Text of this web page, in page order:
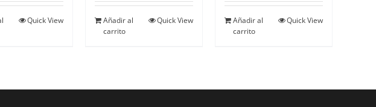
Quick View
Añadir al
carrito
Quick View
Añadir al
carrito
Quick View